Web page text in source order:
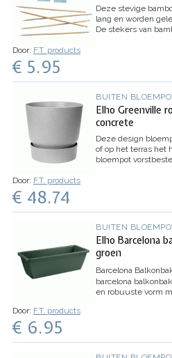
Deze stevige
lang en worden
De stekers van
afbreekbaar
informatie kwijt.
van zaailingen en
wat en waar je
etiketstekers, 10
Door: F.T. products
€ 5.95
BUITEN
Elho Greenville
concrete
Deze design
of op het terras het
bloempot
De bloempot is
De hoge kwaliteit
eenvoudig te
snel en zijn
bloempot: Diameter
Vorstbestendig: Ja
black, Living
Door: F.T. products
€ 48.74
BUITEN
Elho Barcelona
groen
Barcelona
barcelona
en robuuste vorm
waardoor het een
balkon,
met liefde voor de
gerecycled plastic
windenergie en
voetenMaar deze
Door: F.T. products
€ 6.95